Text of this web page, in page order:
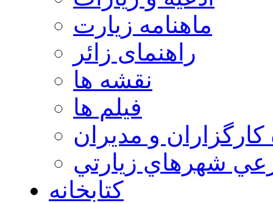
ماهنامه زیارت
راهنمای زائر
نقشه ها
فیلم ها
كارگزاران و مديران
شهرهاي زيارتي
کتابخانه